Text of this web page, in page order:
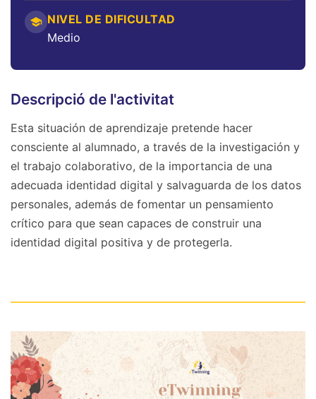
NIVEL DE DIFICULTAD
Medio
Descripció de l'activitat
Esta situación de aprendizaje pretende hacer
consciente al alumnado, a través de la investigación y
el trabajo colaborativo, de la importancia de una
adecuada identidad digital y salvaguarda de los datos
personales, además de fomentar un pensamiento
crítico para que sean capaces de construir una
identidad digital positiva y de protegerla.